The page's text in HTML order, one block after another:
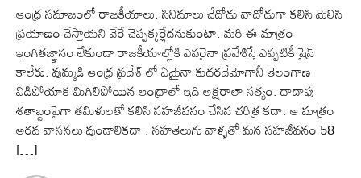
ఆంధ్ర సమాజంలో రాజకీయాలు, సినిమాలు చేదోడు వాదోడుగా కలిసి మెలిసి
ప్రయాణం చేస్తాయని వేరే చెప్పక్కర్లేదనుకుంటా. మరి ఈ మాత్రం
ఇంగితజ్ఞానం లేకుండా రాజకీయాల్లోకి ఎవరైనా ప్రవేశిస్తే ఎప్పటికీ షైన్
కాలేరు. వుమ్మడి ఆంధ్ర ప్రదేశ్ లో ఏమైనా కుదరదేమోగానీ తెలంగాణ
విడిపోయాక మిగిలిపోయిన ఆంధ్రాలో ఇది అక్షరాలా సత్యం. దాదాపు
శతాబ్దంపైగా తమిళులతో కలిసి సహజీవనం చేసిన చరిత్ర కదా. ఆ మాత్రం
అరవ వాసనలు వుండాలికదా . సహతెలుగు వాళ్ళతో మన సహజీవనం 58
[…]